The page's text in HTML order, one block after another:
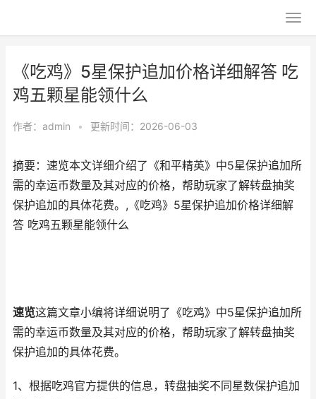
《吃鸡》5星保护追加价格详细解答 吃
鸡五颗星能领什么
作者： admin • 更新时间：2026-06-03
摘要：速览本文详细介绍了《和平精英》中5星保护追加所
需的幸运币数量及其对应的价格，帮助玩家了解转盘抽奖
保护追加的具体花费。,《吃鸡》5星保护追加价格详细解
答 吃鸡五颗星能领什么
速览这篇文章小编将详细说明了《吃鸡》中5星保护追加所
需的幸运币数量及其对应的价格，帮助玩家了解转盘抽奖
保护追加的具体花费。
1、根据吃鸡官方提供的信息，转盘抽奖不同星数保护追加